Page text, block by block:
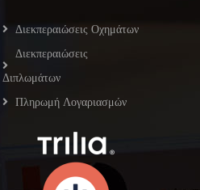
Διεκπεραιώσεις Οχημάτων
Διεκπεραιώσεις
Διπλωμάτων
Πληρωμή Λογαριασμών